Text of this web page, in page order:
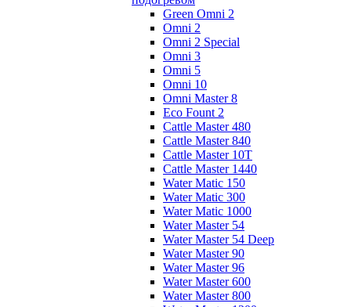
Green Omni 2
Omni 2
Omni 2 Special
Omni 3
Omni 5
Omni 10
Omni Master 8
Eco Fount 2
Cattle Master 480
Cattle Master 840
Cattle Master 10Т
Cattle Master 1440
Water Matic 150
Water Matic 300
Water Matic 1000
Water Master 54
Water Master 54 Deep
Water Master 90
Water Master 96
Water Master 600
Water Master 800